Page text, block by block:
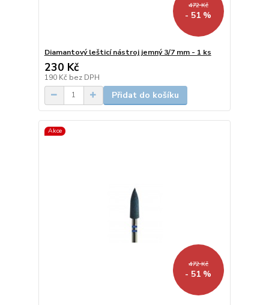
472 Kč
- 51 %
Diamantový lešticí nástroj jemný 3/7 mm - 1 ks
230 Kč
190 Kč bez DPH
Přidat do košíku
Akce
472 Kč
- 51 %